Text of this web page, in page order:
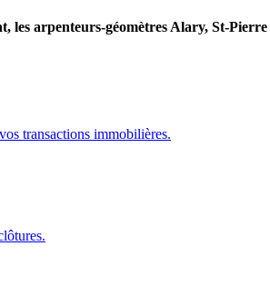
arpenteurs-géomètres Alary, St-
transactions immobilières.